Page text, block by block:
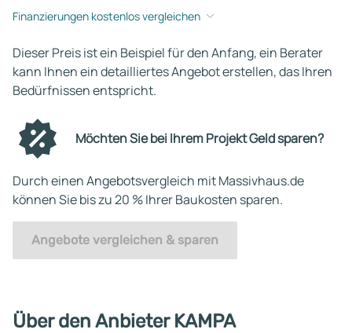
Finanzierungen kostenlos vergleichen
Dieser Preis ist ein Beispiel für den Anfang, ein Berater
kann Ihnen ein detailliertes Angebot erstellen, das Ihren
Bedürfnissen entspricht.
Möchten Sie bei Ihrem Projekt Geld sparen?
Durch einen Angebotsvergleich mit Massivhaus.de
können Sie bis zu 20 % Ihrer Baukosten sparen.
Angebote vergleichen & sparen
Über den Anbieter KAMPA